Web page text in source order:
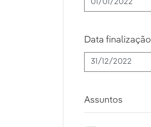
Data finalização
Assuntos